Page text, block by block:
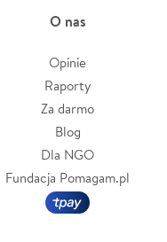
O nas
Opinie
Raporty
Za darmo
Blog
Dla NGO
Fundacja Pomagam.pl